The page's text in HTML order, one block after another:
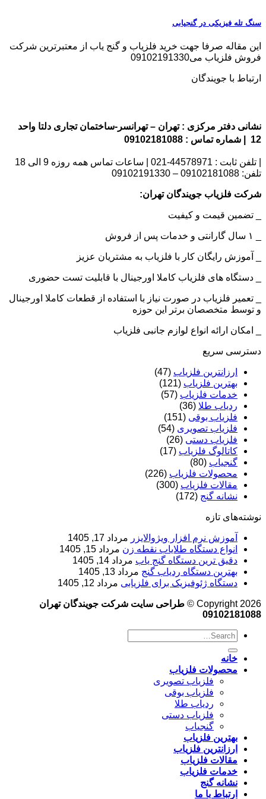
سنگ تله فیزیکی در گنجیابی
این مقاله صرفا جهت خرید فلزیاب و گنج یاب از معتبرترین شرکت
فروش فلزیاب می09102191330
ارتباط با جویندگان
نشانی دفتر مرکزی : تهران – تهرانسر-ساختمان تجاری دلتا واحد
12 | شماره تماس : 09102181088
| تلفن ثابت : 44578971-021 | ساعات تماس همه روزه 9 الی 18
تلفن: 09102181088 – 09102191330
شرکت فلزیاب جویندگان تهران:
_ تضمین قیمت و کیفیت
_ آموزش رایگان کار با فلزیاب به مشتریان عزیز
_ دستگاه های فلزیاب کاملا اورجینال با قابلیت تست حضوری
_ تعمیر فلزیاب در صورت نیاز با استفاده از قطعات کاملا اورجینال
و توسط متخصصان برتر این حوزه
_ امکان ارائه انواع لوازم جانبی فلزیاب
دسترسی سریع
ارزانترین فلزیاب (47)
بهترین فلزیاب (121)
خدمات فلزیاب (57)
ردیاب طلا (36)
فلزیاب بوقی (151)
فلزیاب تصویری (54)
فلزیاب دستی (26)
کاتالوگ فلزیاب (17)
گنجیاب (80)
محصولات فلزیاب (226)
مقالات فلزیاب (300)
نشانه گنج (172)
نوشته‌های تازه
آموزش نرم‌ افزار ویژوالایزر مرداد 17, 1405
انواع دستگاه طلایاب نقطه زن مرداد 15, 1405
دقیق ترین دستگاه گنج یاب مرداد 14, 1405
بهترین دستگاه ردیاب گنج مرداد 13, 1405
دستگاه ژئوفیزیک برای فلزیابی مرداد 12, 1405
Copyright 2026 ©
طراحی سایت شرکت جویندگان تهران
09102181088
خانه
محصولات فلزیاب
فلزیاب تصویری
فلزیاب بوقی
ردیاب طلا
فلزیاب دستی
گنجیاب
بهترین فلزیاب
ارزانترین فلزیاب
مقالات فلزیاب
خدمات فلزیاب
نشانه گنج
ارتباط با ما